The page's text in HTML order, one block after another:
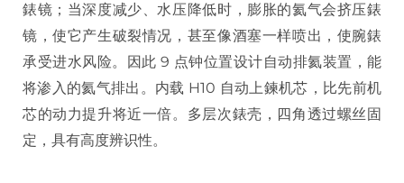
錶镜；当深度减少、水压降低时，膨胀的氦气会挤压錶
镜，使它产生破裂情况，甚至像酒塞一样喷出，使腕錶
承受进水风险。因此 9 点钟位置设计自动排氦装置，能
将渗入的氦气排出。内载 H10 自动上鍊机芯，比先前机
芯的动力提升将近一倍。多层次錶壳，四角透过螺丝固
定，具有高度辨识性。